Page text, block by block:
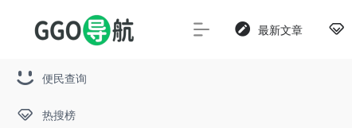
便民查询
热搜榜
最新文章